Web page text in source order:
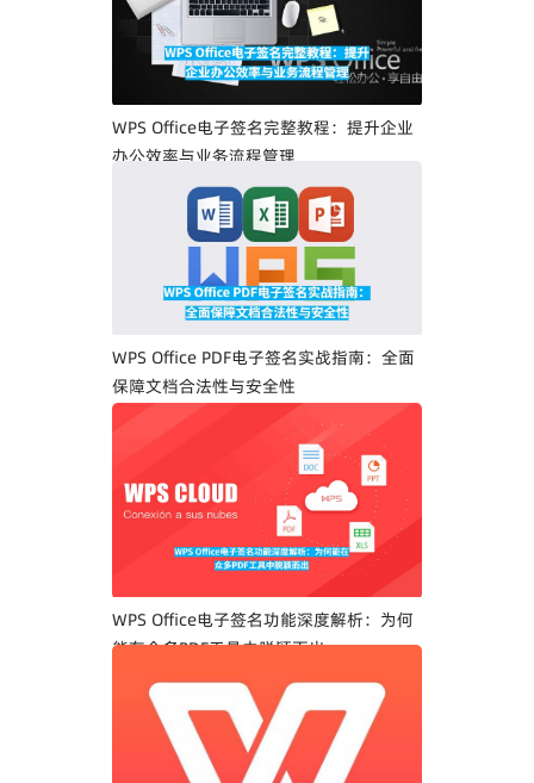
WPS Office电子签名完整教程：提升企业
办公效率与业务流程管理
WPS Office PDF电子签名实战指南：全面
保障文档合法性与安全性
WPS Office电子签名功能深度解析：为何
能在众多PDF工具中脱颖而出